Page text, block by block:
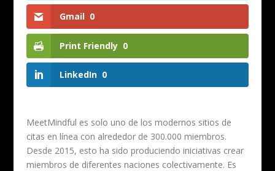
Gmail 0
Print Friendly 0
LinkedIn 0
MeetMindful es solo uno de los modernos sitios de
citas en línea con alrededor de 300.000 miembros.
Desde 2015, esto ha sido produciendo iniciativas crear
miembros de diferentes naciones colectivamente. Es